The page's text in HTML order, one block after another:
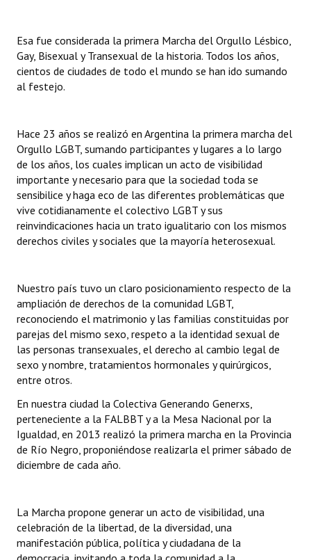
Registros y Distinciones
Datos Históricos
Premio al Mérito - Registro
Mujeres que Dejaron Huellas - Registro
Periodistas Decanos - Registro
Ciudadano Ilustre - Registro
Banca del Vecino - Registro
Antiguos Pobladores - Registro
Reconocimientos - Registro
Bariloche, Municipio intercultural
Entrega de distinciones
REFORMA DE LA CARTA ORGÁNICA
Esa fue considerada la primera Marcha del Orgullo Lésbico,
Gay, Bisexual y Transexual de la historia. Todos los años,
cientos de ciudades de todo el mundo se han ido sumando
al festejo.
Hace 23 años se realizó en Argentina la primera marcha del
Orgullo LGBT, sumando participantes y lugares a lo largo
de los años, los cuales implican un acto de visibilidad
importante y necesario para que la sociedad toda se
sensibilice y haga eco de las diferentes problemáticas que
vive cotidianamente el colectivo LGBT y sus
reinvindicaciones hacia un trato igualitario con los mismos
derechos civiles y sociales que la mayoría heterosexual.
Nuestro país tuvo un claro posicionamiento respecto de la
ampliación de derechos de la comunidad LGBT,
reconociendo el matrimonio y las familias constituidas por
parejas del mismo sexo, respeto a la identidad sexual de
las personas transexuales, el derecho al cambio legal de
sexo y nombre, tratamientos hormonales y quirúrgicos,
entre otros.
En nuestra ciudad la Colectiva Generando Generxs,
perteneciente a la FALBBT y a la Mesa Nacional por la
Igualdad, en 2013 realizó la primera marcha en la Provincia
de Río Negro, proponiéndose realizarla el primer sábado de
diciembre de cada año.
La Marcha propone generar un acto de visibilidad, una
celebración de la libertad, de la diversidad, una
manifestación pública, política y ciudadana de la